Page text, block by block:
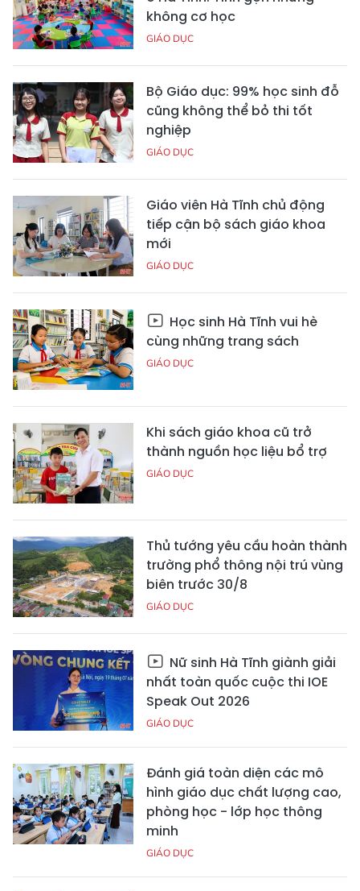
không cơ học
GIÁO DỤC
Bộ Giáo dục: 99% học sinh đỗ
cũng không thể bỏ thi tốt
nghiệp
GIÁO DỤC
Giáo viên Hà Tĩnh chủ động
tiếp cận bộ sách giáo khoa
mới
GIÁO DỤC
Học sinh Hà Tĩnh vui hè
cùng những trang sách
GIÁO DỤC
Khi sách giáo khoa cũ trở
thành nguồn học liệu bổ trợ
GIÁO DỤC
Thủ tướng yêu cầu hoàn thành
trường phổ thông nội trú vùng
biên trước 30/8
GIÁO DỤC
Nữ sinh Hà Tĩnh giành giải
nhất toàn quốc cuộc thi IOE
Speak Out 2026
GIÁO DỤC
Đánh giá toàn diện các mô
hình giáo dục chất lượng cao,
phòng học - lớp học thông
minh
GIÁO DỤC